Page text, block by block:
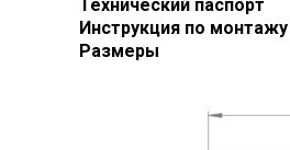
Технический паспорт
Инструкция по монтажу
Размеры